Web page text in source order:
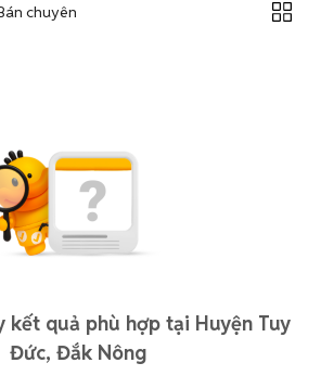
chuyên
kết quả phù hợp tại Huyện Tuy
Đức, Đắk Nông